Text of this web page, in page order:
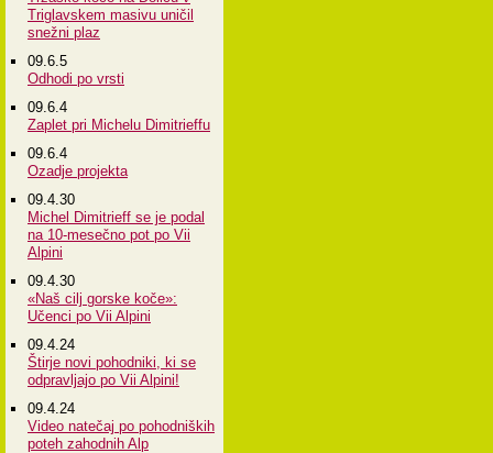
Triglavskem masivu uničil
snežni plaz
09.6.5
Odhodi po vrsti
09.6.4
Zaplet pri Michelu Dimitrieffu
09.6.4
Ozadje projekta
09.4.30
Michel Dimitrieff se je podal
na 10-mesečno pot po Vii
Alpini
09.4.30
«Naš cilj gorske koče»:
Učenci po Vii Alpini
09.4.24
Štirje novi pohodniki, ki se
odpravljajo po Vii Alpini!
09.4.24
Video natečaj po pohodniških
poteh zahodnih Alp